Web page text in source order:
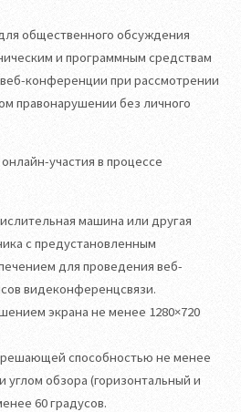
общественного обсуждения
и программным средствам
конференции при рассмотрении
правонарушении без личного
участия в процессе
машина или другая
с предустановленным
для проведения веб-
видеконференцсвязи.
экрана не менее 1280×720
способностью не менее
углом обзора (горизонтальный и
60 градусов.